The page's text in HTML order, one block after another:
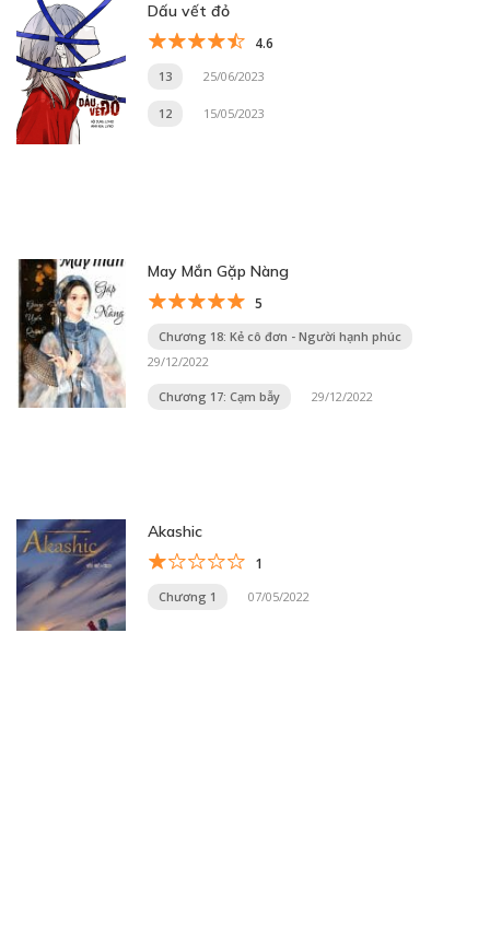
Dấu vết đỏ
4.6
13 25/06/2023
12 15/05/2023
May Mắn Gặp Nàng
5
Chương 18: Kẻ cô đơn - Người hạnh phúc
29/12/2022
Chương 17: Cạm bẫy 29/12/2022
Akashic
1
Chương 1 07/05/2022